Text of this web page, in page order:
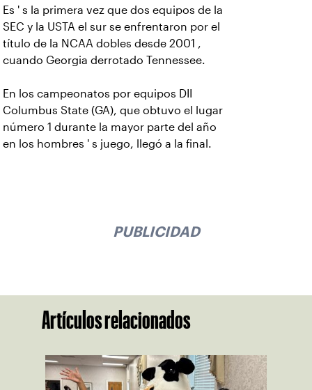
Es ' s la primera vez que dos equipos de la
SEC y la USTA el sur se enfrentaron por el
título de la NCAA dobles desde 2001 ,
cuando Georgia derrotado Tennessee.
En los campeonatos por equipos DII
Columbus State (GA), que obtuvo el lugar
número 1 durante la mayor parte del año
en los hombres ' s juego, llegó a la final.
PUBLICIDAD
Artículos relacionados